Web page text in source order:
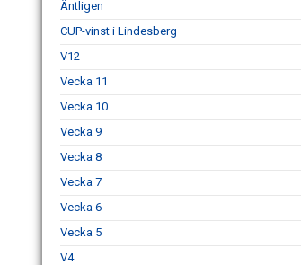
Äntligen
CUP-vinst i Lindesberg
V12
Vecka 11
Vecka 10
Vecka 9
Vecka 8
Vecka 7
Vecka 6
Vecka 5
V4